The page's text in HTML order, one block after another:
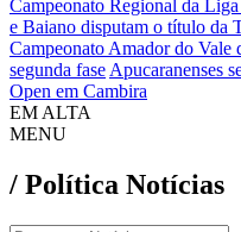
Campeonato Regional da
e Baiano disputam o título da
Campeonato Amador do Vale
segunda fase Apucaranenses
Open em Cambira
EM ALTA
MENU
/ Política Notícias